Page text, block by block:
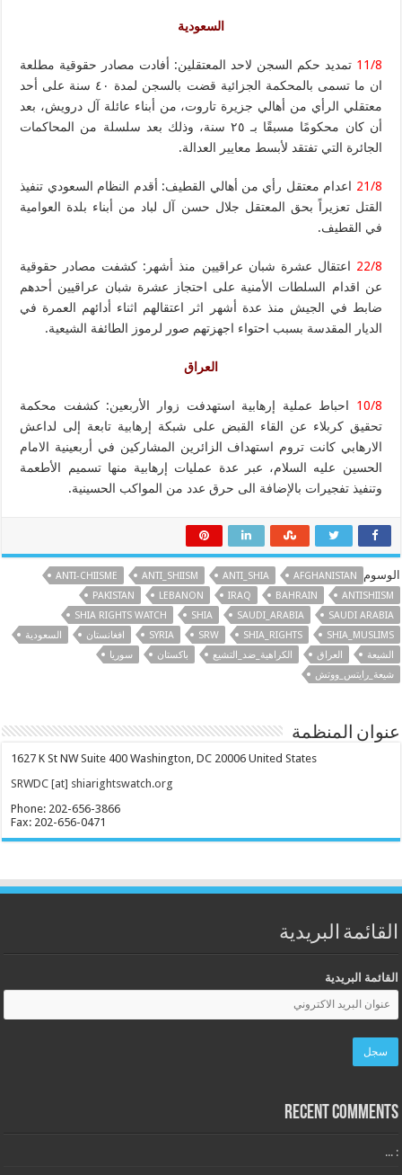
السعودية
11/8 تمديد حكم السجن لاحد المعتقلين: أفادت مصادر حقوقية مطلعة
ان ما تسمى بالمحكمة الجزائية قضت بالسجن لمدة ٤٠ سنة على أحد
معتقلي الرأي من أهالي جزيرة تاروت، من أبناء عائلة آل درويش، بعد
أن كان محكومًا مسبقًا بـ ٢٥ سنة، وذلك بعد سلسلة من المحاكمات
الجائرة التي تفتقد لأبسط معايير العدالة.
21/8 اعدام معتقل رأي من أهالي القطيف: أقدم النظام السعودي تنفيذ
القتل تعزيراً بحق المعتقل جلال حسن آل لباد من أبناء بلدة العوامية
في القطيف.
22/8 اعتقال عشرة شبان عراقيين منذ أشهر: كشفت مصادر حقوقية
عن اقدام السلطات الأمنية على احتجاز عشرة شبان عراقيين أحدهم
ضابط في الجيش منذ عدة أشهر اثر اعتقالهم اثناء أدائهم العمرة في
الديار المقدسة بسبب احتواء اجهزتهم صور لرموز الطائفة الشيعية.
العراق
10/8 احباط عملية إرهابية استهدفت زوار الأربعين: كشفت محكمة
تحقيق كربلاء عن القاء القبض على شبكة إرهابية تابعة إلى لداعش
الارهابي كانت تروم استهداف الزائرين المشاركين في أربعينية الامام
الحسين عليه السلام، عبر عدة عمليات إرهابية منها تسميم الأطعمة
وتنفيذ تفجيرات بالإضافة الى حرق عدد من المواكب الحسينية.
الوسوم AFGHANISTAN
ANTI_SHIA
ANTI_SHIISM
ANTI-CHIISME
ANTISHIISM
BAHRAIN
IRAQ
LEBANON
PAKISTAN
SAUDI ARABIA
SAUDI_ARABIA
SHIA
SHIA RIGHTS WATCH
SHIA_MUSLIMS
SHIA_RIGHTS
SRW
SYRIA افغانستان
السعودية
الشيعة
العراق الكراهية_ضد_التشيع باكستان
سوريا
شيعة_رايتس_ووتش
عنوان المنظمة
1627 K St NW Suite 400 Washington, DC 20006 United States
SRWDC [at] shiarightswatch.org
Phone: 202-656-3866
Fax: 202-656-0471
القائمة البريدية
القائمة البريدية
Recent Comments
: ...